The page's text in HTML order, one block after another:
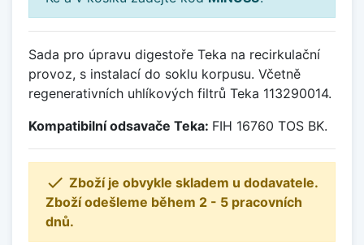
Sada pro úpravu digestoře Teka na recirkulační
provoz, s instalací do soklu korpusu. Včetně
regenerativních uhlíkových filtrů Teka 113290014.
Kompatibilní odsavače Teka: FIH 16760 TOS BK.
 Zboží je obvykle skladem u dodavatele.
Zboží odešleme během 2 - 5 pracovních
dnů.